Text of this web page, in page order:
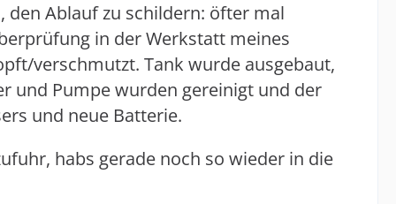
Ablauf zu schildern: öfter mal
in der Werkstatt meines
verschmutzt. Tank wurde ausgebaut,
und Pumpe wurden gereinigt und der
und neue Batterie.
habs gerade noch so wieder in die